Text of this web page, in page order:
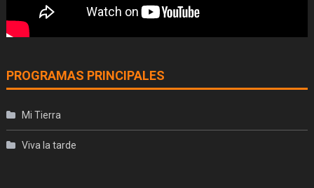
PROGRAMAS PRINCIPALES
Mi Tierra
Viva la tarde